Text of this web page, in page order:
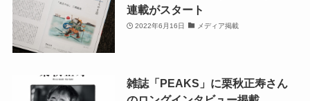
連載がスタート
2022年6月16日 メディア掲載
雑誌「PEAKS」に栗秋正寿さん